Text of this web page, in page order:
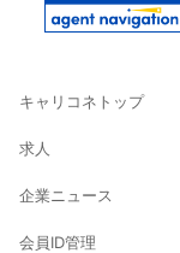
キャリコネトップ
求人
企業ニュース
会員ID管理